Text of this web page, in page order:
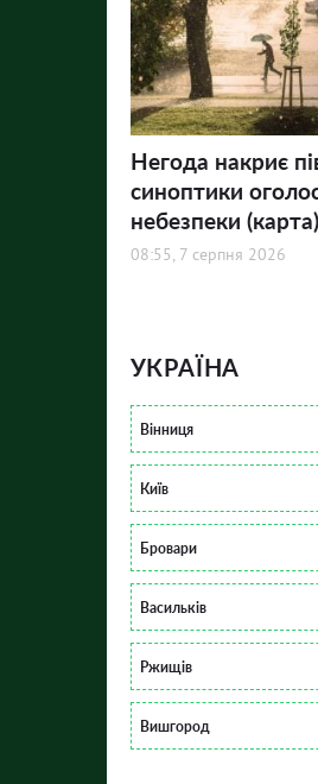
Негода накриє
синоптики
небезпеки (карта)
08:55, 7 серпня 2026
УКРАЇНА
Вінниця
Київ
Бровари
Васильків
Ржищів
Вишгород